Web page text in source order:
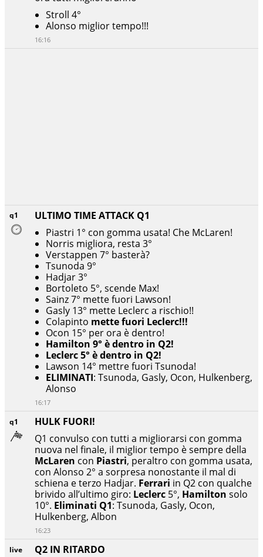
live
Q2 IN RITARDO
q1
HULK FUORI!
Q1 convulso con tutti a migliorarsi con gomma
nuova nel finale, il miglior tempo è sempre della
McLaren con Piastri, peraltro con gomma usata,
con Alonso 2° a sorpresa nonostante il mal di
schiena e terzo Hadjar. Ferrari in Q2 con qualche
brivido all’ultimo giro: Leclerc 5°, Hamilton solo
10°. Eliminati Q1: Tsunoda, Gasly, Ocon,
Hulkenberg, Albon
16:23
q1
ULTIMO TIME ATTACK Q1
Piastri 1° con gomma usata! Che McLaren!
Norris migliora, resta 3°
Verstappen 7° basterà?
Tsunoda 9°
Hadjar 3°
Bortoleto 5°, scende Max!
Sainz 7° mette fuori Lawson!
Gasly 13° mette Leclerc a rischio!!
Colapinto mette fuori Leclerc!!!
Ocon 15° per ora è dentro!
Hamilton 9° è dentro in Q2!
Leclerc 5° è dentro in Q2!
Lawson 14° mettre fuori Tsunoda!
ELIMINATI: Tsunoda, Gasly, Ocon, Hulkenberg,
Alonso
16:17
Stroll 4°
Alonso miglior tempo!!!
16:16